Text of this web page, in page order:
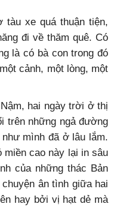
đàn tính rồi đem nghề
khác gì ở quê. Các
vui. Có lần tôi vào dịp
và người dân tổ chức
cao ở miền Đông Bắc,
đi chợ chỉ là cớ để
chợ mà không nghĩ đó
tàu xe quá thuận tiện,
đi về thăm quê. Có
là có bà con trong đó
cảnh, một lòng, một